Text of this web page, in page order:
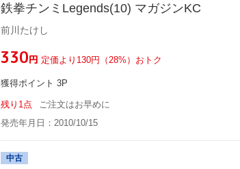
鉄拳チンミLegends(10) マガジンKC
前川たけし
¥330円 定価より130円（28%）おトク
獲得ポイント 3P
残り1点
ご注文はお早めに
発売年月日：2010/10/15
中古